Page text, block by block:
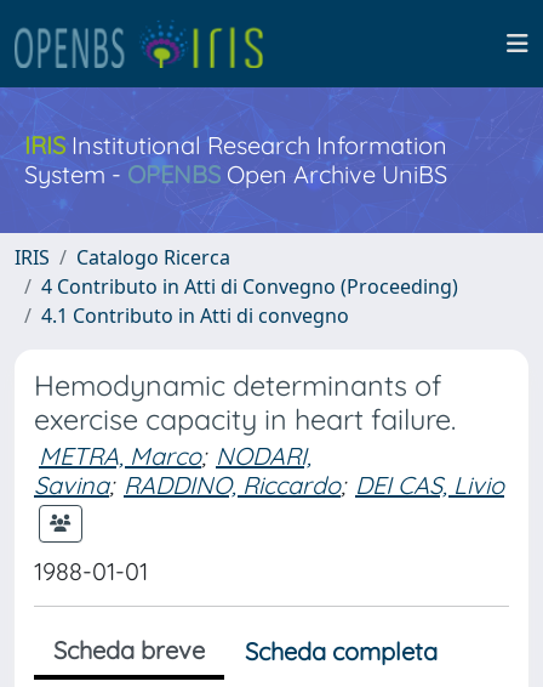
IRISInstitutional Research Information
System - OPENBS Open Archive UniBS
IRIS
Catalogo Ricerca
4 Contributo in Atti di Convegno (Proceeding)
4.1 Contributo in Atti di convegno
Hemodynamic determinants of
exercise capacity in heart failure.
METRA, Marco; NODARI,
Savina; RADDINO, Riccardo; DEI CAS, Livio
1988-01-01
Scheda breve
Scheda completa